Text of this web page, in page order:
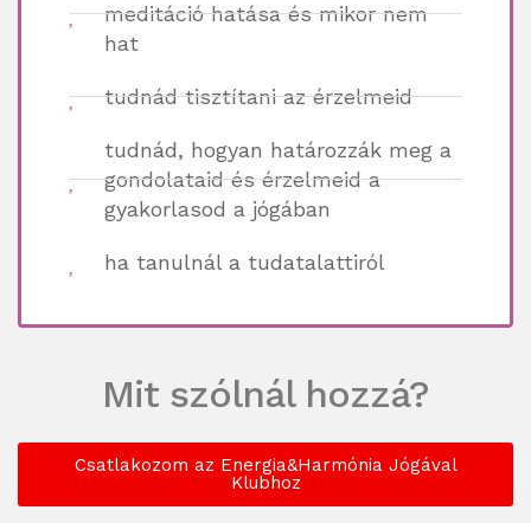
meditáció hatása és mikor nem
hat
tudnád tisztítani az érzelmeid
tudnád, hogyan határozzák meg a
gondolataid és érzelmeid a
gyakorlasod a jógában
ha tanulnál a tudatalattiról
Mit szólnál hozzá?
Csatlakozom az Energia&Harmónia Jógával
Klubhoz